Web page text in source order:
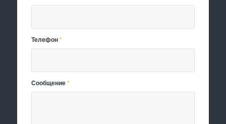
Телефон*
Сообщение*